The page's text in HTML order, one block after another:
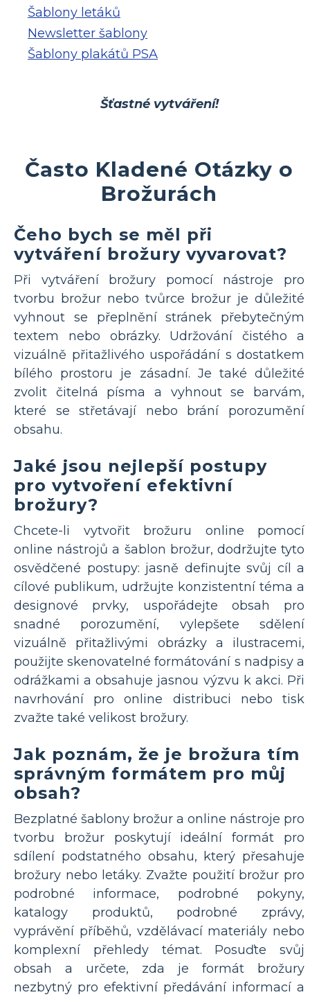
Šablony letáků
Newsletter šablony
Šablony plakátů PSA
Šťastné vytváření!
Často Kladené Otázky o
Brožurách
Čeho bych se měl při
vytváření brožury vyvarovat?
Při vytváření brožury pomocí nástroje pro
tvorbu brožur nebo tvůrce brožur je důležité
vyhnout se přeplnění stránek přebytečným
textem nebo obrázky. Udržování čistého a
vizuálně přitažlivého uspořádání s dostatkem
bílého prostoru je zásadní. Je také důležité
zvolit čitelná písma a vyhnout se barvám,
které se střetávají nebo brání porozumění
obsahu.
Jaké jsou nejlepší postupy
pro vytvoření efektivní
brožury?
Chcete-li vytvořit brožuru online pomocí
online nástrojů a šablon brožur, dodržujte tyto
osvědčené postupy: jasně definujte svůj cíl a
cílové publikum, udržujte konzistentní téma a
designové prvky, uspořádejte obsah pro
snadné porozumění, vylepšete sdělení
vizuálně přitažlivými obrázky a ilustracemi,
použijte skenovatelné formátování s nadpisy a
odrážkami a obsahuje jasnou výzvu k akci. Při
navrhování pro online distribuci nebo tisk
zvažte také velikost brožury.
Jak poznám, že je brožura tím
správným formátem pro můj
obsah?
Bezplatné šablony brožur a online nástroje pro
tvorbu brožur poskytují ideální formát pro
sdílení podstatného obsahu, který přesahuje
brožury nebo letáky. Zvažte použití brožur pro
podrobné informace, podrobné pokyny,
katalogy produktů, podrobné zprávy,
vyprávění příběhů, vzdělávací materiály nebo
komplexní přehledy témat. Posuďte svůj
obsah a určete, zda je formát brožury
nezbytný pro efektivní předávání informací a